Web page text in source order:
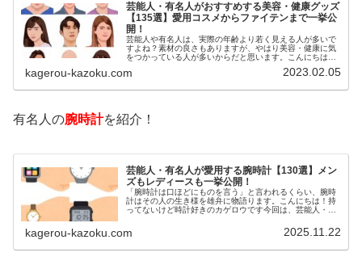
芸能人・有名人がおすすめする美容・健康グッズ
【135選】愛用コスメからファイテンまで一挙公
開！
芸能人や有名人は、実際の年齢より若く見える人が多いで
すよね？素材の良さもありますが、やはり美容・健康に気
をつかっている人が多いからだと思います。こんにちは！
いるのでしょうか？今回は、芸能人…
kagerou-kazoku.com 2023.02.05
有名人の腕時計を紹介！
芸能人・有名人が愛用する腕時計【130選】メン
ズもレディースも一挙公開！
「腕時計は口ほどにものを言う」と言われるくらい、腕時
計はその人の生き様を雄弁に物語ります。こんにちは！持
ってないけど時計好きのカゲロウです今回は、芸能人・有
kagerou-kazoku.com 2025.11.22